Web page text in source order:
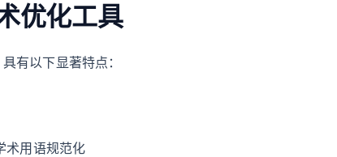
优化工具
有以下显著特点：
术用语规范化